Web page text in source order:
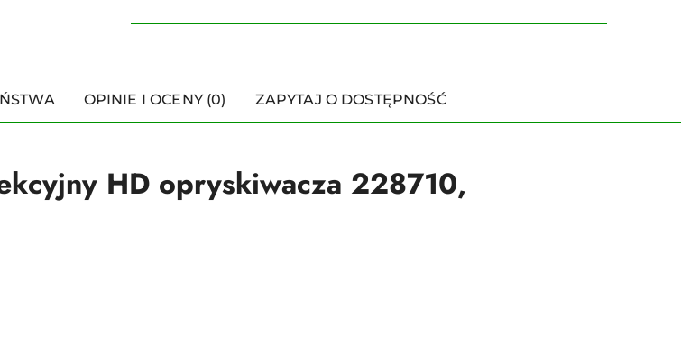
OPINIE I OCENY (0) ZAPYTAJ O DOSTĘPNOŚĆ
HD opryskiwacza 228710,